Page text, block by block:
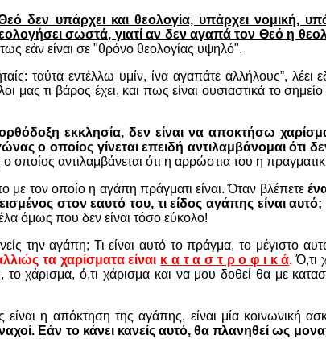
δεν υπάρχει και θεολογία, υπάρχει νομική,
σωστά, γιατί αν δεν αγαπά τον Θεό η
εάν είναι σε "θρόνο θεολογίας υψηλό".
ταύτα εντέλλω υμίν, ίνα αγαπάτε αλλήλους”,
μας τι βάρος έχει, και πως είναι ουσιαστικά το
εκκλησία, δεν είναι να αποκτήσω
ο οποίος γίνεται επειδή αντιλαμβάνομαι ότι
ο οποίος αντιλαμβάνεται ότι η αρρώστια του η
με τον οποίο η αγάπη πράγματι είναι. Όταν βλέπετε
στον εαυτό του, τι είδος αγάπης είναι αυτό;
όμως που δεν είναι τόσο εύκολο!
την αγάπη; Τι είναι αυτό το πράγμα, το μέγιστο
τα χαρίσματα είναι κ α τ α σ τ ρ ο φ ι κ ά.Ό,τι
χάρισμα, ό,τι χάρισμα και να μου δοθεί θα με
η απόκτηση της αγάπης, είναι μία κοινωνική
Εάν το κάνει κανείς αυτό, θα πλανηθεί ως